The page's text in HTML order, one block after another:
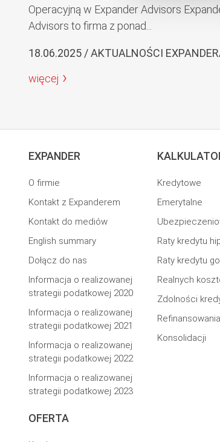
Operacyjną w Expander Advisors
Advisors to firma z ponad...
18.06.2025 / AKTUALNOŚCI
więcej
EXPANDER
O firmie
Kontakt z Expanderem
Kontakt do mediów
English summary
Dołącz do nas
Informacja o realizowanej
strategii podatkowej 2020
Informacja o realizowanej
strategii podatkowej 2021
Informacja o realizowanej
strategii podatkowej 2022
Informacja o realizowanej
strategii podatkowej 2023
OFERTA
Kredytowe
Emerytalne
Raty kredytu
Raty kredytu
Realnych
Zdolności
Konsolidacji